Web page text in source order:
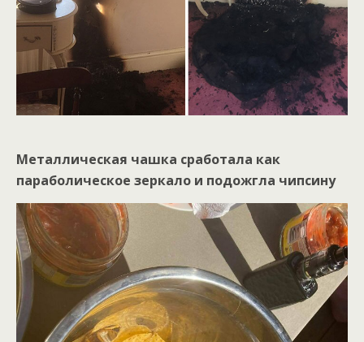
Металлическая чашка сработала как
параболическое зеркало и подожгла чипсину